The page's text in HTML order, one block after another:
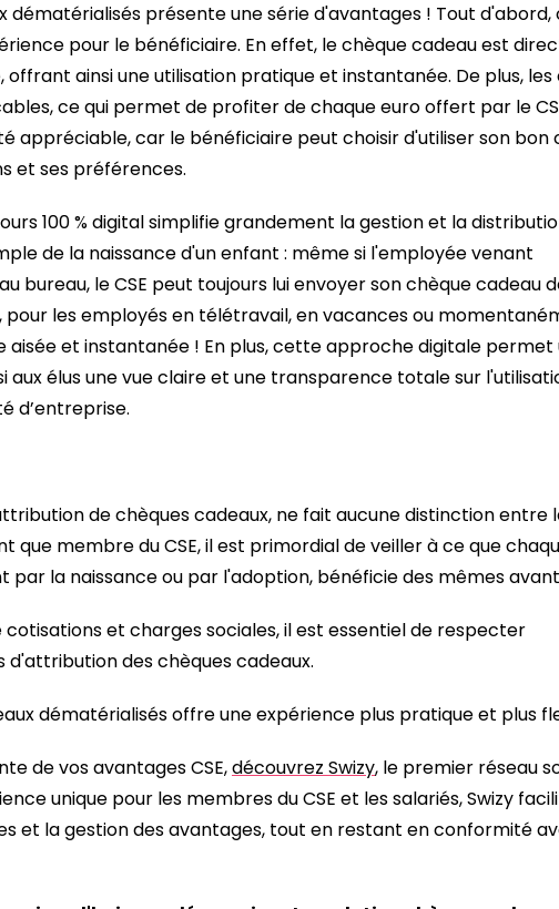
dématérialisés présente une série d'avantages ! Tout d'abord,
pour le bénéficiaire. En effet, le chèque cadeau est
ainsi une utilisation pratique et instantanée. De plus, les
ce qui permet de profiter de chaque euro offert par le
appréciable, car le bénéficiaire peut choisir d'utiliser son bon
et ses préférences.
100 % digital simplifie grandement la gestion et la
de la naissance d'un enfant : même si l'employée venant
bureau, le CSE peut toujours lui envoyer son chèque cadeau
les employés en télétravail, en vacances ou
aisée et instantanée ! En plus, cette approche digitale permet
aux élus une vue claire et une transparence totale sur
d’entreprise.
de chèques cadeaux, ne fait aucune distinction entre
que membre du CSE, il est primordial de veiller à ce que
par la naissance ou par l'adoption, bénéficie des mêmes
et charges sociales, il est essentiel de respecter
des chèques cadeaux.
dématérialisés offre une expérience plus pratique et plus
de vos avantages CSE,découvrez Swizy, le premier réseau
unique pour les membres du CSE et les salariés, Swizy
et la gestion des avantages, tout en restant en conformité